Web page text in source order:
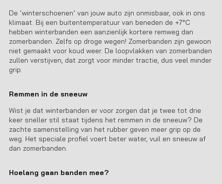
De ‘winterschoenen’ van jouw auto zijn onmisbaar, ook in ons
klimaat. Bij een buitentemperatuur van beneden de +7°C
hebben winterbanden een aanzienlijk kortere remweg dan
zomerbanden. Zelfs op droge wegen! Zomerbanden zijn gewoon
niet gemaakt voor koud weer. De loopvlakken van zomerbanden
zullen verstijven, dat zorgt voor minder tractie, dus veel minder
grip.
Remmen in de sneeuw
Wist je dat winterbanden er voor zorgen dat je twee tot drie
keer sneller stil staat tijdens het remmen in de sneeuw? De
zachte samenstelling van het rubber geven meer grip op de
weg. Het speciale profiel voert beter water, vuil en sneeuw af
dan zomerbanden.
Hoelang gaan banden mee?